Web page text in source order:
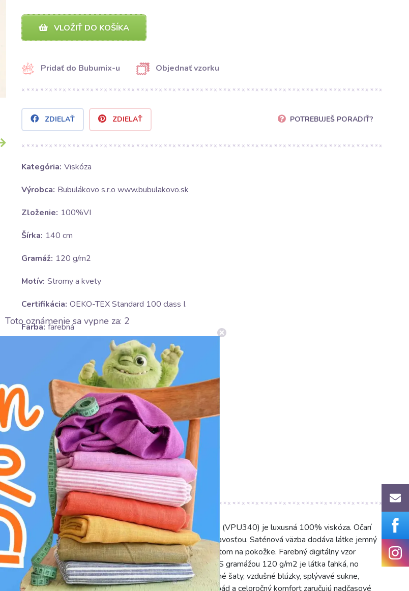
VLOŽIŤ DO KOŠÍKA
Pridať do Bubumix-u Objednať vzorku
ZDIELAŤ ZDIELAŤ POTREBUJEŠ PORADIŤ?
Kategória: Viskóza
Výrobca: Bubulákovo s.r.o www.bubulakovo.sk
Zloženie: 100%VI
Šírka: 140 cm
Gramáž: 120 g/m2
Motív: Stromy a kvety
Certifikácia: OEKO-TEX Standard 100 class I.
Farba: farebná
žehliť na strednom stupni(150°C)
U Nesušiť v sušičke
H nebieliť
L profesionálne chemické čistenie
g prať na 30°C
Viskóza SATIN Old fashion flowers s digitálnou potlačou (VPU340) je luxusná 100% viskóza. Očarí
mimoriadnou mäkkosťou, priedušnosťou a krásnou splývavosťou. Saténová väzba dodáva látke jemný
lesk a hladký, na dotyk príjemný povrch s chladivým efektom na pokožke. Farebný digitálny vzor
'Stromy a kvety' vnesie klasický šarm a umeleckú hĺbku. S gramážou 120 g/m2 je látka ľahká, no
pevná, s praktickou šírkou 140 cm. Je ideálna na elegantné šaty, vzdušné blúzky, splývavé sukne,
štýlové overaly, tuniky alebo ľahké kimoná. Jej pôvabný pád a celoročný komfort zaručujú nadčasové
Toto oznámenie sa vypne za: 1